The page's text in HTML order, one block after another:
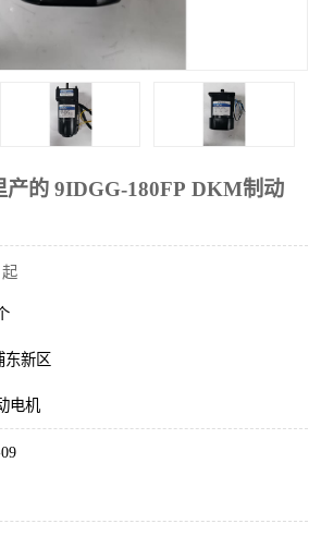
的 9IDGG-180FP DKM制动
东新区
电机